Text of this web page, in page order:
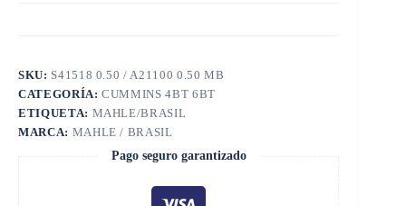
SKU: S41518 0.50 / A21100 0.50 MB
CATEGORÍA:CUMMINS 4BT 6BT
ETIQUETA: MAHLE/BRASIL
MARCA: MAHLE / BRASIL
Pago seguro garantizado